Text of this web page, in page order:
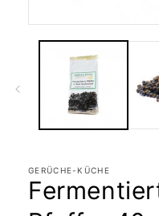
GERÜCHE-KÜCHE